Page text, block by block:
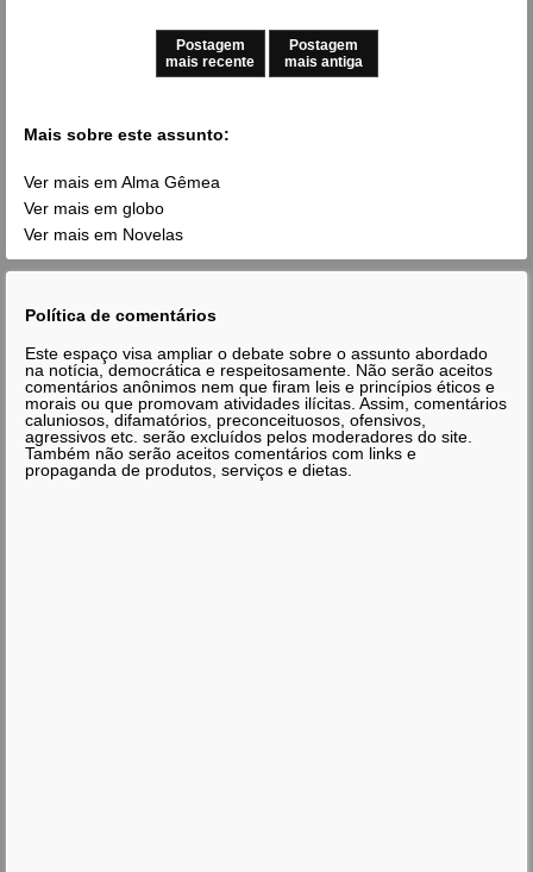
Postagem
mais recente
Postagem
mais antiga
Mais sobre este assunto:
Ver mais em Alma Gêmea
Ver mais em globo
Ver mais em Novelas
Política de comentários
Este espaço visa ampliar o debate sobre o assunto abordado
na notícia, democrática e respeitosamente. Não serão aceitos
comentários anônimos nem que firam leis e princípios éticos e
morais ou que promovam atividades ilícitas. Assim, comentários
caluniosos, difamatórios, preconceituosos, ofensivos,
agressivos etc. serão excluídos pelos moderadores do site.
Também não serão aceitos comentários com links e
propaganda de produtos, serviços e dietas.